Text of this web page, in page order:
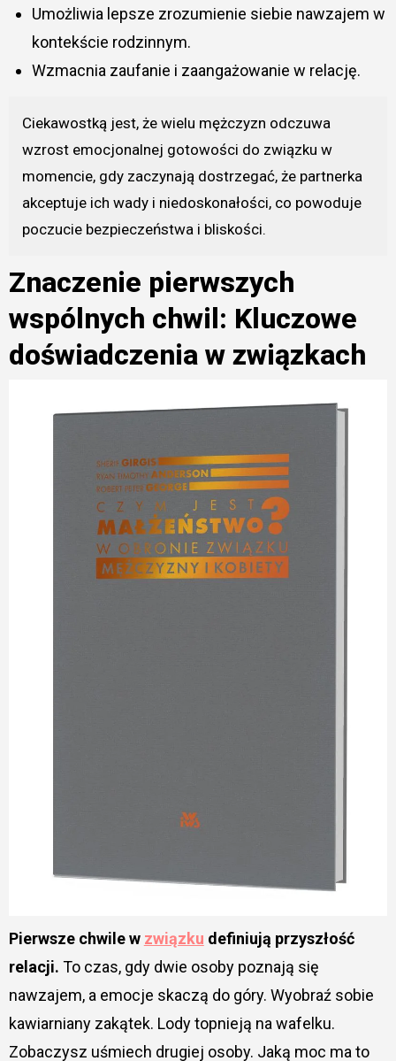
Umożliwia lepsze zrozumienie siebie nawzajem w
kontekście rodzinnym.
Wzmacnia zaufanie i zaangażowanie w relację.
Ciekawostką jest, że wielu mężczyzn odczuwa
wzrost emocjonalnej gotowości do związku w
momencie, gdy zaczynają dostrzegać, że partnerka
akceptuje ich wady i niedoskonałości, co powoduje
poczucie bezpieczeństwa i bliskości.
Znaczenie pierwszych
wspólnych chwil: Kluczowe
doświadczenia w związkach
Pierwsze chwile w związku definiują przyszłość
relacji. To czas, gdy dwie osoby poznają się
nawzajem, a emocje skaczą do góry. Wyobraź sobie
kawiarniany zakątek. Lody topnieją na wafelku.
Zobaczysz uśmiech drugiej osoby. Jaką moc ma to